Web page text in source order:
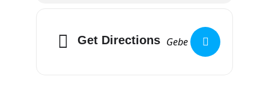
Get Directions